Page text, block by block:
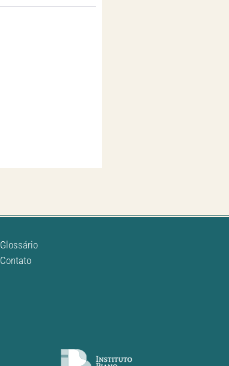
Glossário
Contato